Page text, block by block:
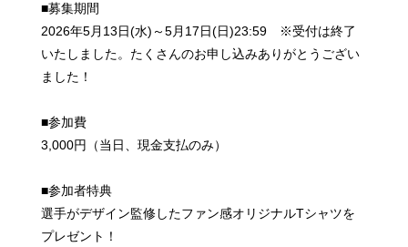
■募集期間
2026年5月13日(水)～5月17日(日)23:59 ※受付は終了
いたしました。たくさんのお申し込みありがとうござい
ました！
■参加費
3,000円（当日、現金支払のみ）
■参加者特典
選手がデザイン監修したファン感オリジナルTシャツを
プレゼント！